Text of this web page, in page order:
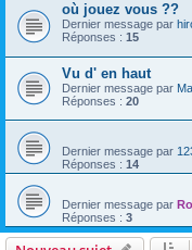
où jouez vous ??
Dernier message par
Réponses : 15
Vu d' en haut
Dernier message par
Réponses : 20
Dernier message par
Réponses : 14
Dernier message par
Réponses : 3